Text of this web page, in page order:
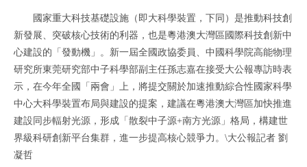
國家重大科技基礎設施（即大科學裝置，下同）是推動科技創
新發展、突破核心技術的利器，也是粵港澳大灣區國際科技創新中
心建設的「發動機」。新一屆全國政協委員、中國科學院高能物理
研究所東莞研究部中子科學部副主任孫志嘉在接受大公報專訪時表
示，在今年全國「兩會」上，將提交關於加速推動綜合性國家科學
中心大科學裝置布局與建設的提案，建議在粵港澳大灣區加快推進
建設同步輻射光源，形成「散裂中子源+南方光源」格局，構建世
界級科研創新平台集群，進一步提高核心競爭力。\大公報記者 劉
凝哲